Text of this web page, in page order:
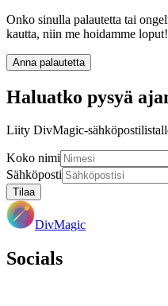
Onko sinulla palautetta tai
kautta, niin me hoidamme loput!
Anna palautetta
Haluatko pysyä
Liity DivMagic-
Koko nimi
Sähköposti
Tilaa
DivMagic
Socials